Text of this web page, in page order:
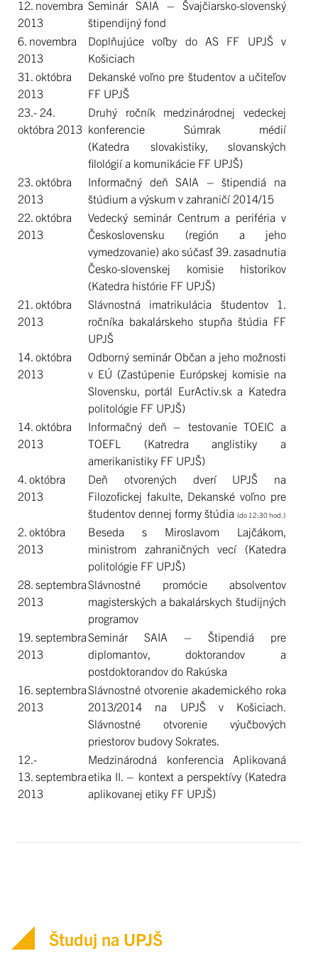
12. novembra
2013
Seminár SAIA – Švajčiarsko-slovenský
štipendijný fond
6. novembra
2013
Doplňujúce voľby do AS FF UPJŠ v
Košiciach
31. októbra
2013
Dekanské voľno pre študentov a učiteľov
FF UPJŠ
23.- 24.
októbra 2013
Druhý ročník medzinárodnej vedeckej
konferencie Súmrak médií
(Katedra slovakistiky, slovanských
filológií a komunikácie FF UPJŠ)
23. októbra
2013
Informačný deň SAIA – štipendiá na
štúdium a výskum v zahraničí 2014/15
22. októbra
2013
Vedecký seminár Centrum a periféria v
Československu (región a jeho
vymedzovanie) ako súčasť 39. zasadnutia
Česko-slovenskej komisie historikov
(Katedra histórie FF UPJŠ)
21. októbra
2013
Slávnostná imatrikulácia študentov 1.
ročníka bakalárskeho stupňa štúdia FF
UPJŠ
14. októbra
2013
Odborný seminár Občan a jeho možnosti
v EÚ (Zastúpenie Európskej komisie na
Slovensku, portál EurActiv.sk a Katedra
politológie FF UPJŠ)
14. októbra
2013
Informačný deň – testovanie TOEIC a
TOEFL (Katredra anglistiky a
amerikanistiky FF UPJŠ)
4. októbra
2013
Deň otvorených dverí UPJŠ na
Filozofickej fakulte, Dekanské voľno pre
študentov dennej formy štúdia (do 12:30 hod.)
2. októbra
2013
Beseda s Miroslavom Lajčákom,
ministrom zahraničných vecí (Katedra
politológie FF UPJŠ)
28. septembra
2013
Slávnostné promócie absolventov
magisterských a bakalárskych študijných
programov
19. septembra
2013
Seminár SAIA – Štipendiá pre
diplomantov, doktorandov a
postdoktorandov do Rakúska
16. septembra
2013
Slávnostné otvorenie akademického roka
2013/2014 na UPJŠ v Košiciach.
Slávnostné otvorenie výučbových
priestorov budovy Sokrates.
12.-
13. septembra
2013
Medzinárodná konferencia Aplikovaná
etika II. – kontext a perspektívy (Katedra
aplikovanej etiky FF UPJŠ)
Študuj na UPJŠ